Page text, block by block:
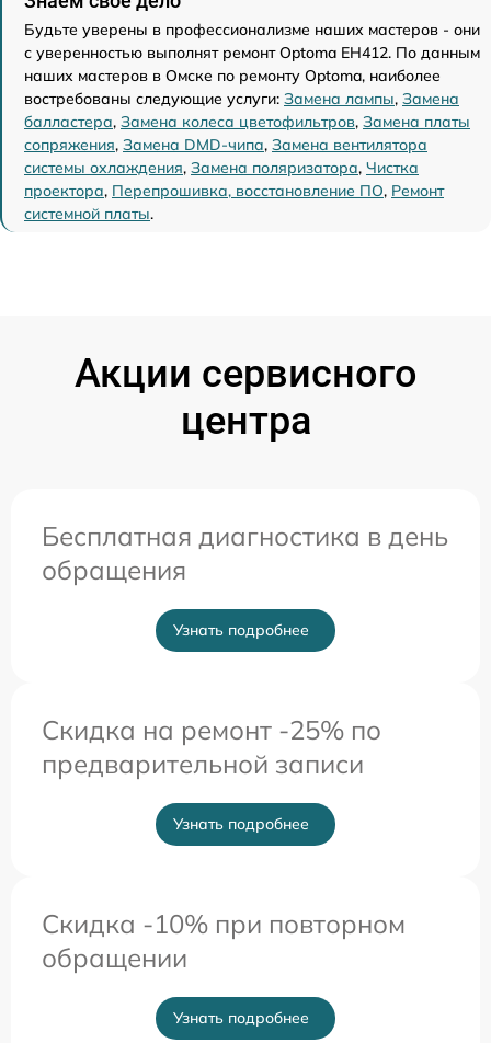
Будьте уверены в профессионализме наших мастеров - они
с уверенностью выполнят ремонт Optoma EH412. По данным
наших мастеров в Омске по ремонту Optoma, наиболее
востребованы следующие услуги: Замена лампы, Замена
балластера, Замена колеса цветофильтров, Замена платы
сопряжения, Замена DMD-чипа, Замена вентилятора
системы охлаждения, Замена поляризатора, Чистка
проектора, Перепрошивка, восстановление ПО, Ремонт
системной платы.
Акции сервисного
центра
Бесплатная диагностика в день
обращения
Узнать подробнее
Скидка на ремонт -25% по
предварительной записи
Узнать подробнее
Скидка -10% при повторном
обращении
Узнать подробнее